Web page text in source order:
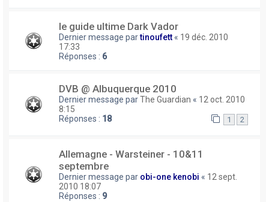
le guide ultime Dark Vador
Dernier message partinoufett « 19 déc. 2010
17:33
Réponses : 6
DVB @ Albuquerque 2010
Dernier message parThe Guardian « 12 oct. 2010
8:15
Réponses : 18 1 2
Allemagne - Warsteiner - 10&11
septembre
Dernier message par obi-one kenobi « 12 sept.
2010 18:07
Réponses : 9